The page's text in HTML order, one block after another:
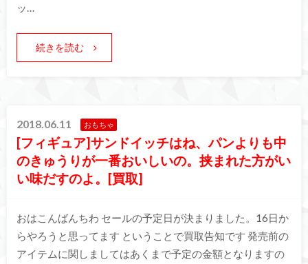
ッ…
続きを読む
2018.06.11 おもちゃ
[フィギュア]サンドイッチはね、パンよりも中
のきゅうりが一番おいしいの。挟まれた方がい
い味だすのよ。[買取]
おはこんばんちわ セールの予定日が決まりました。16日か
らやろうと思ってます ということで買取告知です 発売前の
アイテムに関しましてはあくまで予定の金額となりますの